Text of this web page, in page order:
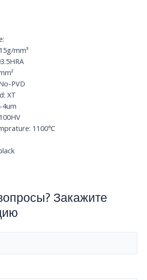
mm³
PVD
XT
4um
1100℃
Закажите